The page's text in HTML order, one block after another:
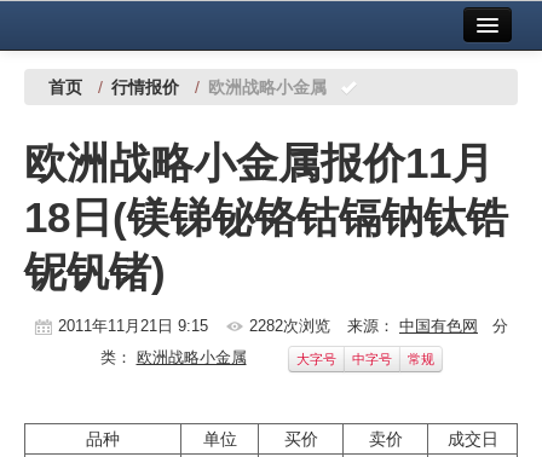
中国有色金属报社主办 广告服务
铜镍铅锌
铝
稀有稀土
有色市场
镁钛
首页 / 行情报价 / 欧洲战略小金属
欧洲战略小金属报价11月
18日(镁锑铋铬钴镉钠钛锆
铌钒锗)
2011年11月21日 9:15 2282次浏览 来源： 中国有色网
分
类： 欧洲战略小金属 大字号 中字号 常规
品种 单位 买价 卖价
成交日